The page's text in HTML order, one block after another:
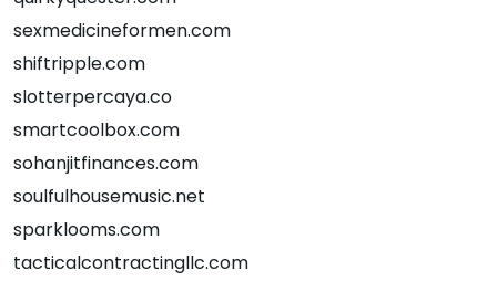
sexmedicineformen.com
shiftripple.com
slotterpercaya.co
smartcoolbox.com
sohanjitfinances.com
soulfulhousemusic.net
sparklooms.com
tacticalcontractingllc.com